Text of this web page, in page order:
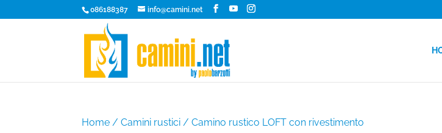
086188387 info@camini.net
Home /Camini rustici / Camino rustico LOFT con rivestimento